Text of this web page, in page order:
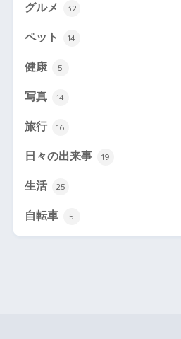
グルメ 32
ペット 14
健康 5
写真 14
旅行 16
日々の出来事 19
生活 25
自転車 5